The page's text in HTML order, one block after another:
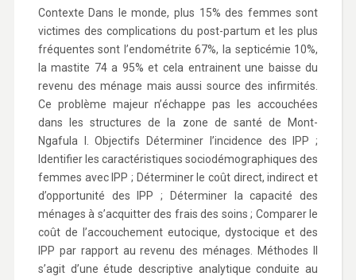
Contexte Dans le monde, plus 15% des femmes sont
victimes des complications du post-partum et les plus
fréquentes sont l’endométrite 67%, la septicémie 10%,
la mastite 74 a 95% et cela entrainent une baisse du
revenu des ménage mais aussi source des infirmités.
Ce problème majeur n’échappe pas les accouchées
dans les structures de la zone de santé de Mont-
Ngafula I. Objectifs Déterminer l’incidence des IPP ;
Identifier les caractéristiques sociodémographiques des
femmes avec IPP ; Déterminer le coût direct, indirect et
d’opportunité des IPP ; Déterminer la capacité des
ménages à s’acquitter des frais des soins ; Comparer le
coût de l’accouchement eutocique, dystocique et des
IPP par rapport au revenu des ménages. Méthodes Il
s’agit d’une étude descriptive analytique conduite au